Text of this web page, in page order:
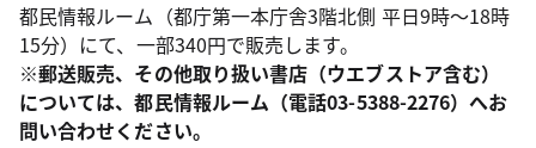
都民情報ルーム（都庁第一本庁舎3階北側 平日9時～18時
15分）にて、一部340円で販売します。
※郵送販売、その他取り扱い書店（ウエブストア含む）
については、都民情報ルーム（電話03-5388-2276）へお
問い合わせください。